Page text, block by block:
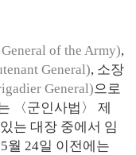
of the Army),
General), 소장
General)으로
〈군인사법〉 제
는 대장 중에서 임
월 24일 이전에는